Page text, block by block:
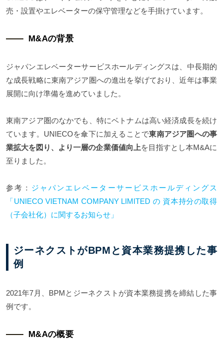
売・設置やエレベーターの保守管理などを手掛けています。
M&Aの背景
ジャパンエレベーターサービスホールディングスは、中長期的
な成長戦略に東南アジア圏への進出を挙げており、近年は事業
展開に向け準備を進めていました。
東南アジア圏のなかでも、特にベトナムは高い経済成長を続け
ています。UNIECOを傘下に加えることで東南アジア圏への事
業拡大を図り、より一層の企業価値向上を目指すとし本M&Aに
至りました。
参考： ジャパンエレベーターサービスホールディングス
「UNIECO VIETNAM COMPANY LIMITED の 資本持分の取得
（子会社化）に関するお知らせ」
ジーネクストがBPMと資本業務提携した事
例
2021年7月、BPMとジーネクストが資本業務提携を締結した事
例です。
M&Aの概要